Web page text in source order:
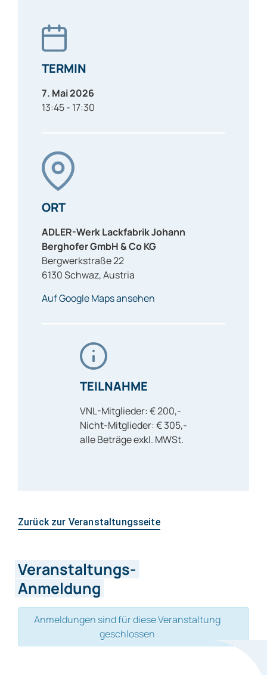
TERMIN
7. Mai 2026
13:45 - 17:30
ORT
ADLER-Werk Lackfabrik Johann
Berghofer GmbH & Co KG
Bergwerkstraße 22
6130Schwaz,Austria
Auf Google Maps ansehen
TEILNAHME
VNL-Mitglieder: € 200,-
Nicht-Mitglieder: € 305,-
alle Beträge exkl. MWSt.
Zurück zur Veranstaltungsseite
Veranstaltungs-
Anmeldung
Anmeldungen sind für diese Veranstaltung
geschlossen